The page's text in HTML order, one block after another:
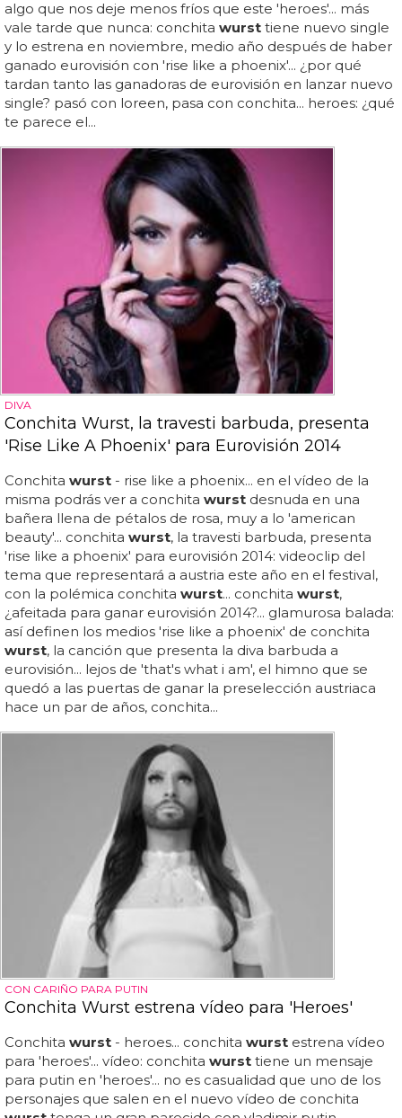
algo que nos deje menos fríos que este 'heroes'... más
vale tarde que nunca: conchita wurst tiene nuevo single
y lo estrena en noviembre, medio año después de haber
ganado eurovisión con 'rise like a phoenix'... ¿por qué
tardan tanto las ganadoras de eurovisión en lanzar nuevo
single? pasó con loreen, pasa con conchita... heroes: ¿qué
te parece el...
DIVA
Conchita Wurst, la travesti barbuda, presenta
'Rise Like A Phoenix' para Eurovisión 2014
Conchita wurst - rise like a phoenix... en el vídeo de la
misma podrás ver a conchita wurst desnuda en una
bañera llena de pétalos de rosa, muy a lo 'american
beauty'... conchita wurst, la travesti barbuda, presenta
'rise like a phoenix' para eurovisión 2014: videoclip del
tema que representará a austria este año en el festival,
con la polémica conchita wurst... conchita wurst,
¿afeitada para ganar eurovisión 2014?... glamurosa balada:
así definen los medios 'rise like a phoenix' de conchita
wurst, la canción que presenta la diva barbuda a
eurovisión... lejos de 'that's what i am', el himno que se
quedó a las puertas de ganar la preselección austriaca
hace un par de años, conchita...
CON CARIÑO PARA PUTIN
Conchita Wurst estrena vídeo para 'Heroes'
Conchita wurst - heroes... conchita wurst estrena vídeo
para 'heroes'... vídeo: conchita wurst tiene un mensaje
para putin en 'heroes'... no es casualidad que uno de los
personajes que salen en el nuevo vídeo de conchita